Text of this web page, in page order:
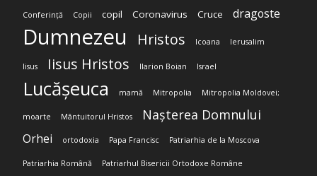
Conferință Copii copil Coronavirus Cruce dragoste
Dumnezeu Hristos Icoana Ierusalim
Iisus Iisus Hristos Ilarion Boian Israel
Lucășeuca mamă Mitropolia Mitropolia Moldovei;
moarte Mântuitorul Hristos Nașterea Domnului
Orhei ortodoxia Papa Francisc Patriarhia de la Moscova
Patriarhia Română Patriarhul Bisericii Ortodoxe Române